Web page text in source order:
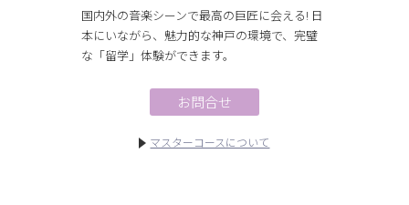
国内外の音楽シーンで最高の巨匠に会える! 日
本にいながら、魅力的な神戸の環境で、完璧
な「留学」体験ができます。
お問合せ
マスターコースについて